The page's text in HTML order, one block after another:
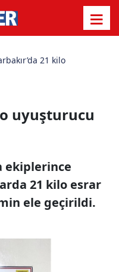
21 kilo
uyuşturucu
ekiplerince
21 kilo esrar
ele geçirildi.